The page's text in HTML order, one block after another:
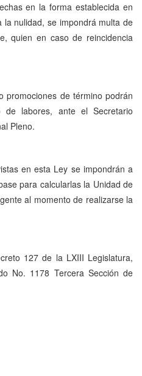
en la forma establecida en
nulidad, se impondrá multa de
quien en caso de reincidencia
promociones de término podrán
de labores, ante el Secretario
Pleno.
en esta Ley se impondrán a
para calcularlas la Unidad de
al momento de realizarse la
127 de la LXIII Legislatura,
No. 1178 Tercera Sección de